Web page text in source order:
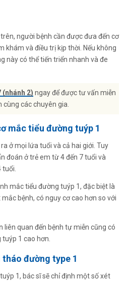
người bệnh cần được đưa đến cơ
khám và điều trị kịp thời. Nếu không
này có thể tiến triển nhanh và đe
(nhánh 2) ngay để được tư vấn miễn
các chuyên gia.
mắc tiểu đường tuýp 1
ở mọi lứa tuổi và cả hai giới. Tuy
đoán ở trẻ em từ 4 đến 7 tuổi và
mắc tiểu đường tuýp 1, đặc biệt là
bệnh, có nguy cơ cao hơn so với
liên quan đến bệnh tự miễn cũng có
1 cao hơn.
tháo đường type 1
1, bác sĩ sẽ chỉ định một số xét